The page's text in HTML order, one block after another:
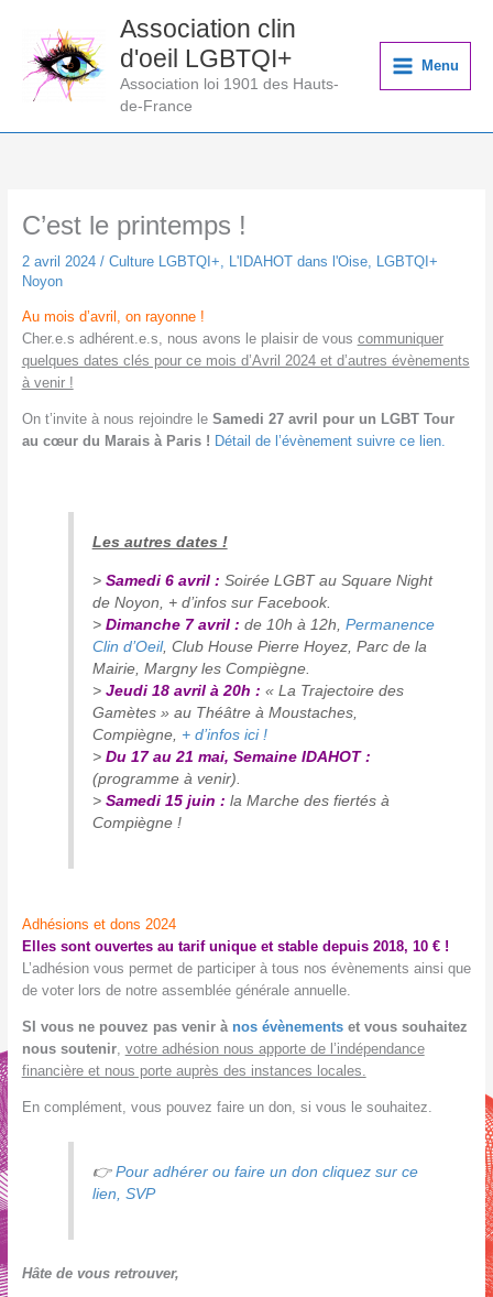
contenu
Association clin
d'oeil LGBTQI+
Association loi 1901 des Hauts-
de-France
Menu
C’est le printemps !
2 avril 2024 / Culture LGBTQI+ L'IDAHOT dans l'Oise, LGBTQI+
Noyon
Au mois d’avril, on rayonne !
Cher.e.s adhérent.e.s, nous avons le plaisir de vous communiquer
quelques dates clés pour ce mois d’Avril 2024 et d’autres évènements
à venir !
On t’invite à nous rejoindre le Samedi 27 avril pour un LGBT Tour
au cœur du Marais à Paris ! Détail de l’évènement suivre ce lien.
Les autres dates !
> Samedi 6 avril : Soirée LGBT au Square Night
de Noyon, + d’infos sur Facebook.
> Dimanche 7 avril : de 10h à 12h, Permanence
Clin d’Oeil, Club House Pierre Hoyez, Parc de la
Mairie, Margny les Compiègne.
> Jeudi 18 avril à 20h : « La Trajectoire des
Gamètes » au Théâtre à Moustaches,
Compiègne, + d’infos ici !
> Du 17 au 21 mai, Semaine IDAHOT :
(programme à venir).
> Samedi 15 juin : la Marche des fiertés à
Compiègne !
Adhésions et dons 2024
Elles sont ouvertes au tarif unique et stable depuis 2018, 10 € !
L’adhésion vous permet de participer à tous nos évènements ainsi que
de voter lors de notre assemblée générale annuelle.
SI vous ne pouvez pas venir à nos évènementset vous souhaitez
nous soutenir, votre adhésion nous apporte de l’indépendance
financière et nous porte auprès des instances locales.
En complément, vous pouvez faire un don, si vous le souhaitez.
👉Pour adhérer ou faire un don cliquez sur ce
lien, SVP
Hâte de vous retrouver,